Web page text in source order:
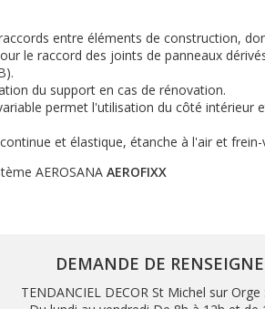
entre éléments de construction,
le raccord des joints de panneaux
du support en cas de rénovation.
permet l'utilisation du côté intérieur
et élastique, étanche à l'air et frein-
AEROSANA AEROFIXX
DEMANDE DE
TENDANCIEL DECOR St Michel sur Orge :